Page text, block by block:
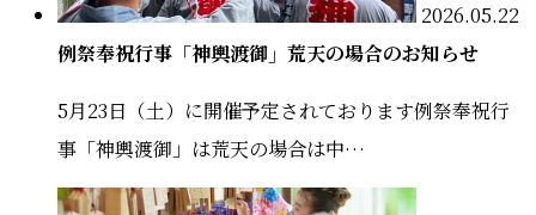
2026.05.22
例祭奉祝行事「神輿渡御」荒天の場合のお知らせ
5月23日（土）に開催予定されております例祭奉祝行
事「神輿渡御」は荒天の場合は中…